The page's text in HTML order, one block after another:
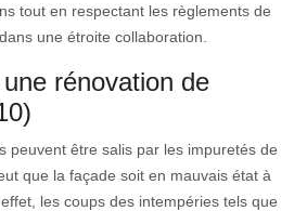
tout en respectant les règlements de
une étroite collaboration.
rénovation de
peuvent être salis par les impuretés de
que la façade soit en mauvais état à
les coups des intempéries tels que